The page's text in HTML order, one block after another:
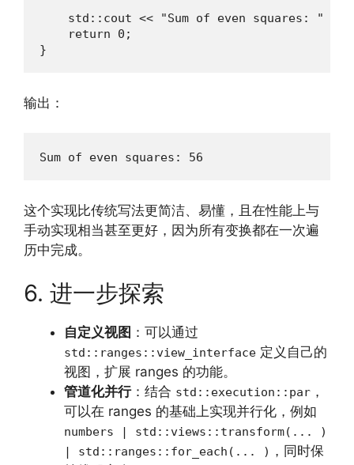
std::cout << "Sum of even squares: " <<
    return 0;
}
输出：
Sum of even squares: 56
这个实现比传统写法更简洁、易懂，且在性能上与
手动实现相当甚至更好，因为所有变换都在一次遍
历中完成。
6. 进一步探索
自定义视图 ：可以通过
std::ranges::view_interface 定义自己的
视图，扩展 ranges 的功能。
管道化并行：结合 std::execution::par ，
可以在 ranges 的基础上实现并行化，例如
numbers | std::views::transform(... )
| std::ranges::for_each(... ) ，同时保